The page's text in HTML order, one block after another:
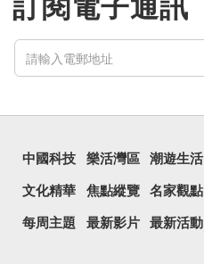
訂閱電子通訊
中國科技 樂活灣區 潮遊生活
文化精華 焦點縱覽 名家觀點
每周主題 最新影片 最新活動